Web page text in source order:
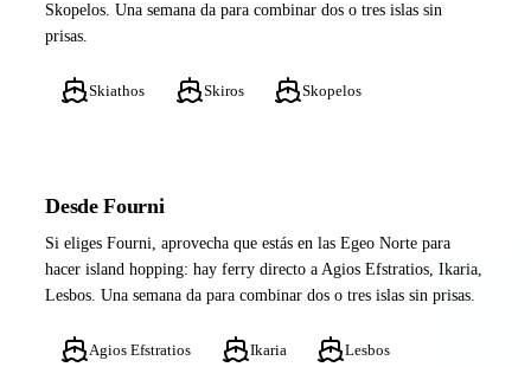
Skopelos. Una semana da para combinar dos o tres islas sin
prisas.
Skiathos Skiros Skopelos
Desde Fourni
Si eliges Fourni, aprovecha que estás en las Egeo Norte para
hacer island hopping: hay ferry directo a Agios Efstratios, Ikaria,
Lesbos. Una semana da para combinar dos o tres islas sin prisas.
Agios Efstratios Ikaria Lesbos